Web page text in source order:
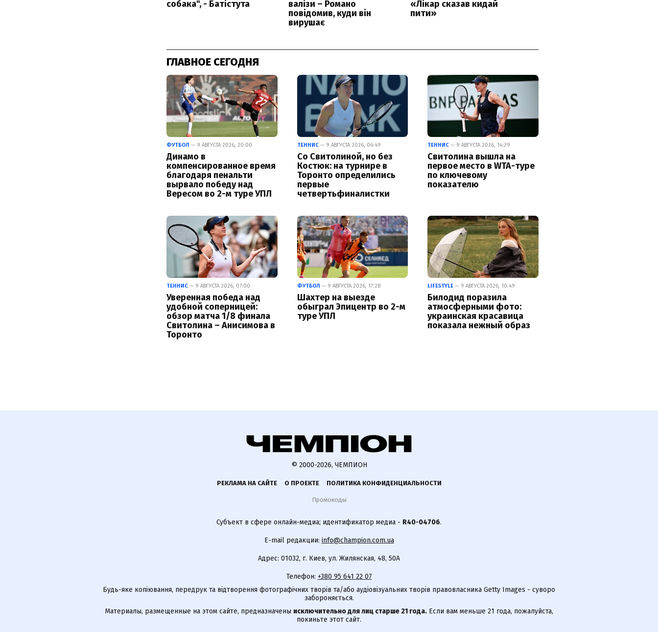
ГЛАВНОЕ СЕГОДНЯ
ФУТБОЛ — 9 АВГУСТА 2026, 20:00
Динамо в
компенсированное время
благодаря пенальти
вырвало победу над
Вересом во 2-м туре УПЛ
ТЕННИС— 9 АВГУСТА 2026, 06:49
Со Свитолиной, но без
Костюк: на турнире в
Торонто определились
первые
четвертьфиналистки
ТЕННИС — 9 АВГУСТА 2026, 14:29
Свитолина вышла на
первое место в WTA-туре
по ключевому
показателю
ТЕННИС — 9 АВГУСТА 2026, 07:00
Уверенная победа над
удобной соперницей:
обзор матча 1/8 финала
Свитолина – Анисимова в
Торонто
ФУТБОЛ — 9 АВГУСТА 2026, 17:28
Шахтер на выезде
обыграл Эпицентр во 2-м
туре УПЛ
LIFESTYLE — 9 АВГУСТА 2026, 10:49
Билодид поразила
атмосферными фото:
украинская красавица
показала нежный образ
© 2000-2026, ЧЕМПИОН
РЕКЛАМА НА САЙТЕ О ПРОЕКТЕ ПОЛИТИКА КОНФИДЕНЦИАЛЬНОСТИ
Промокоды
Субъект в сфере онлайн-медиа; идентификатор медиа - R40-04706.
E-mail редакции: info@champion.com.ua
Адрес: 01032, г. Киев, ул. Жилянская, 48, 50А
Телефон: +380 95 641 22 07
Будь-яке копіювання, передрук та відтворення фотографічних творів та/або аудіовізуальних творів правовласника Getty Images - суворо
забороняється.
Материалы, размещенные на этом сайте, предназначены исключительно для лиц старше 21 года. Если вам меньше 21 года, пожалуйста,
покиньте этот сайт.